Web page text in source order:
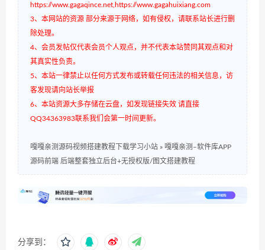
https://www.gagaqince.net,https://www.gagahuixiang.com
3、本网站的资源 部分来源于网络，如有侵权，请联系站长进行删
除处理。
4、会员发帖仅代表会员个人观点，并不代表本站赞同其观点和对
其真实性负责。
5、本站一律禁止以任何方式发布或转载任何违法的相关信息，访
客发现请向站长举报
6、本站资源大多存储在云盘，如发现链接失效 请直接
QQ34363983联系我们会第一时间更新。
嘎嘎亲测源码视频搭建教程下载学习小站 » 嘎嘎亲测–软件库APP
源码前端 后端整套独立后台+无授权版/图文搭建教程
分享到：